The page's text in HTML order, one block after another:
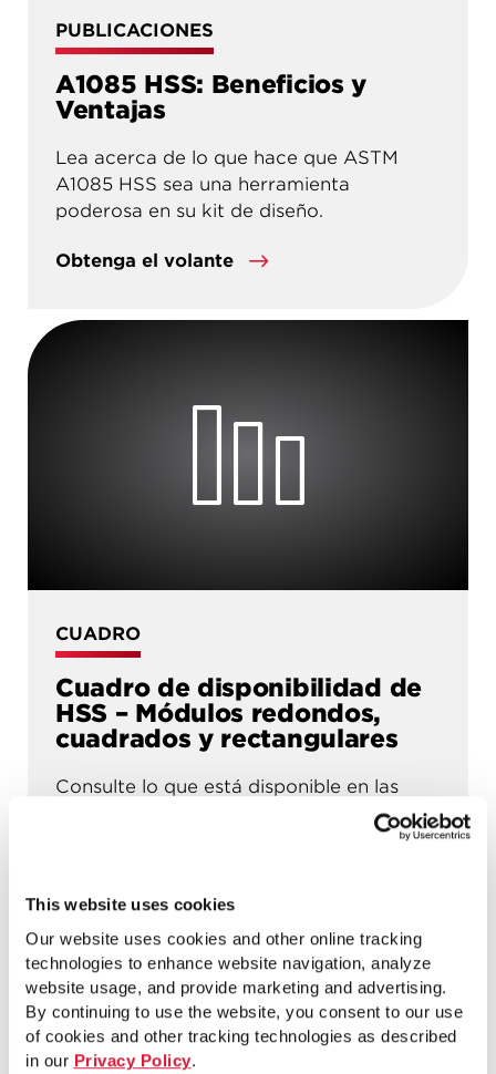
This website uses cookies
Our website uses cookies and other online tracking
technologies to enhance website navigation, analyze
website usage, and provide marketing and advertising.
By continuing to use the website, you consent to our use
of cookies and other tracking technologies as described
in our Privacy Policy.
PUBLICACIONES
A1085 HSS: Beneficios y
Ventajas
Lea acerca de lo que hace que ASTM
A1085 HSS sea una herramienta
poderosa en su kit de diseño.
Obtenga el volante
CUADRO
Cuadro de disponibilidad de
HSS – Módulos redondos,
cuadrados y rectangulares
Consulte lo que está disponible en las